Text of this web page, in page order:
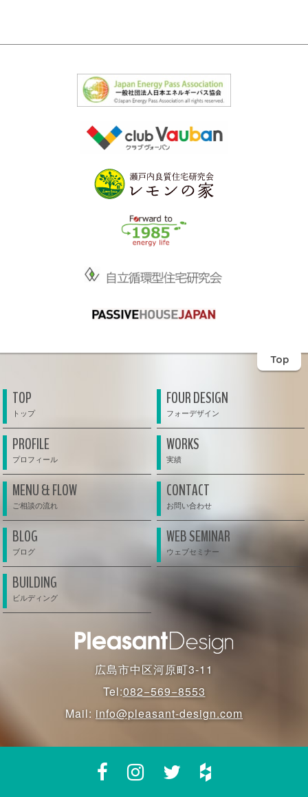
Top
TOP FOUR DESIGN
PROFILE WORKS
MENU & FLOW CONTACT
BLOG WEB SEMINAR
BUILDING
広島市中区河原町3-11
Tel:082−569−8553
Mail: info@pleasant-design.com